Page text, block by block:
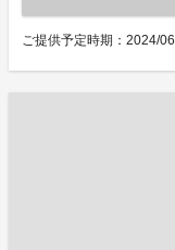
ご提供予定時期：2024/06